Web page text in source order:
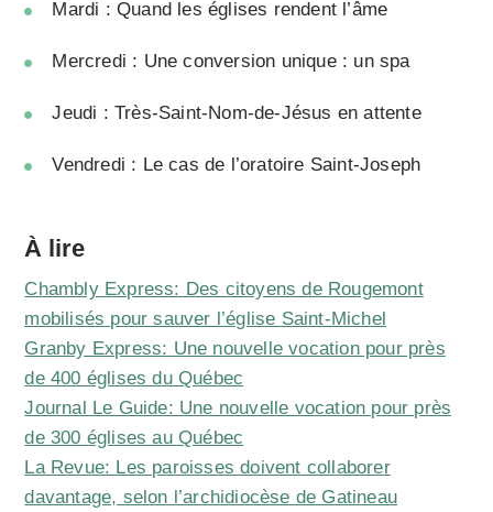
Mardi : Quand les églises rendent l’âme
Mercredi : Une conversion unique : un spa
Jeudi :Très-Saint-Nom-de-Jésus en attente
Vendredi : Le cas de l’oratoire Saint-Joseph
À lire
Chambly Express: Des citoyens de Rougemont
mobilisés pour sauver l’église Saint-Michel
Granby Express: Une nouvelle vocation pour près
de 400 églises du Québec
Journal Le Guide: Une nouvelle vocation pour près
de 300 églises au Québec
La Revue: Les paroisses doivent collaborer
davantage, selon l’archidiocèse de Gatineau